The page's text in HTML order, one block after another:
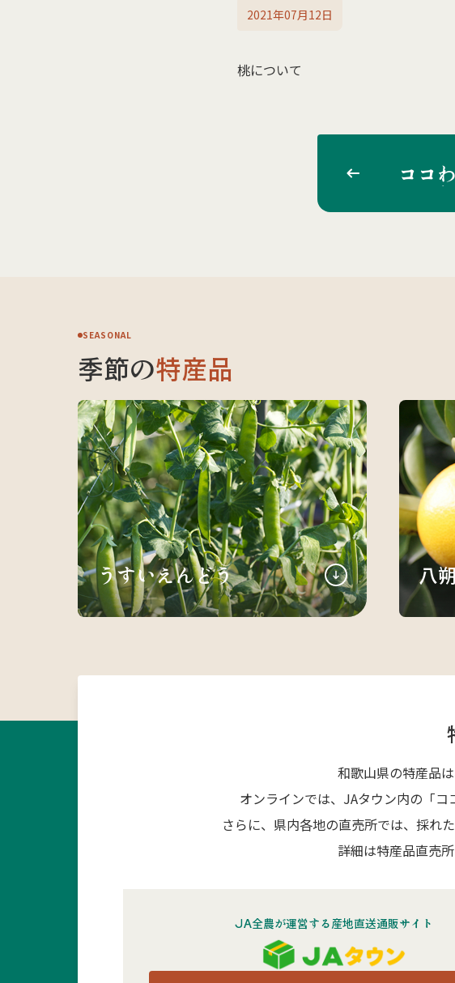
2021年07月12日
桃について
ココ
SEASONAL
季節の特産品
うすいえんどう 八
和歌山県の特産品
オンラインでは、JAタウン内の「
さらに、県内各地の直売所では、採れ
詳細は特産品直売
JA全農が運営する産地直送通販サイト